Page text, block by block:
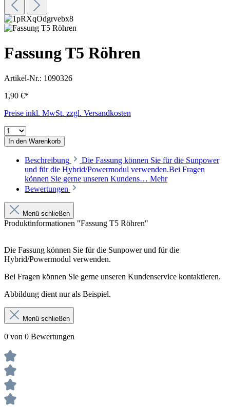
Fassung T5 Röhren
Artikel-Nr.: 1090326
1,90 €*
Preise inkl. MwSt. zzgl. Versandkosten
In den Warenkorb
Beschreibung
Die Fassung können Sie für die Sunpower
und für die Hybrid/Powermodul verwenden.Bei Fragen
können Sie gerne unseren Kundens… Mehr
Bewertungen
Menü schließen
Produktinformationen "Fassung T5 Röhren"
Die Fassung können Sie für die Sunpower und für die
Hybrid/Powermodul verwenden.
Bei Fragen können Sie gerne unseren Kundenservice kontaktieren.
Abbildung dient nur als Beispiel.
Menü schließen
0 von 0 Bewertungen